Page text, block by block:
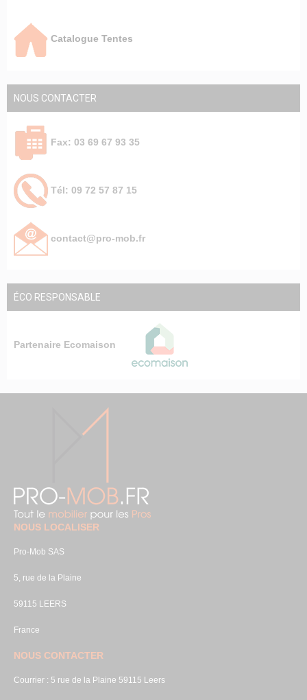
Catalogue Tentes
NOUS CONTACTER
Fax: 03 69 67 93 35
Tél: 09 72 57 87 15
contact@pro-mob.fr
ÉCO RESPONSABLE
Partenaire Ecomaison
NOUS LOCALISER
Pro-Mob SAS
5, rue de la Plaine
59115 LEERS
France
NOUS CONTACTER
Courrier : 5 rue de la Plaine 59115 Leers